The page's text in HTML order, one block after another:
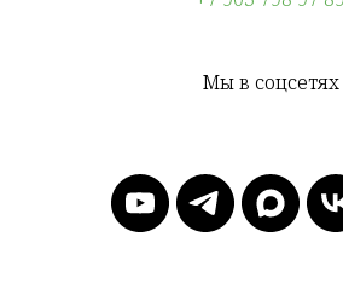
Мы в соцсетях